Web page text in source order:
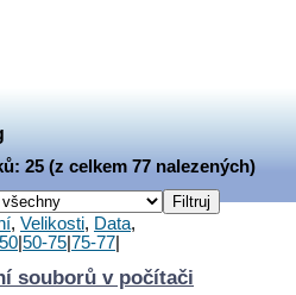
25 (z celkem 77 nalezených)
, Velikosti, Data,
|50-75 |75-77
souborů v počítači